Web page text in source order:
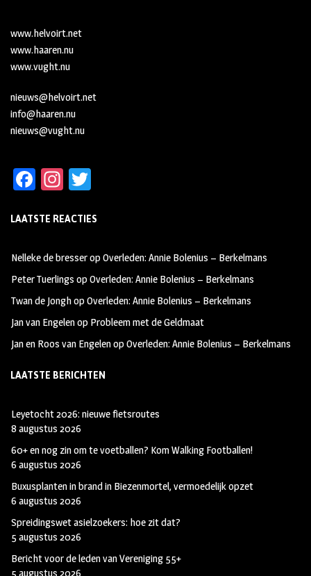
www.helvoirt.net
www.haaren.nu
www.vught.nu
nieuws@helvoirt.net
info@haaren.nu
nieuws@vught.nu
Fa
b
oo
k
In
ag
m
tt
LAATSTE REACTIES
Nelleke de bresseropOverleden: Annie Bolenius – Berkelmans
Peter Tuerlings opOverleden: Annie Bolenius – Berkelmans
Twan de JonghopOverleden: Annie Bolenius – Berkelmans
Jan van Engelenop Probleem met de Geldmaat
Jan en Roos van EngelenopOverleden: Annie Bolenius – Berkelmans
LAATSTE BERICHTEN
Leyetocht 2026: nieuwe fietsroutes
8 augustus 2026
60+ en nog zin om te voetballen? Kom Walking Footballen!
6 augustus 2026
Buxusplanten in brand in Biezenmortel, vermoedelijk opzet
6 augustus 2026
Spreidingswet asielzoekers: hoe zit dat?
5 augustus 2026
Bericht voor de leden van Vereniging 55+
5 augustus 2026